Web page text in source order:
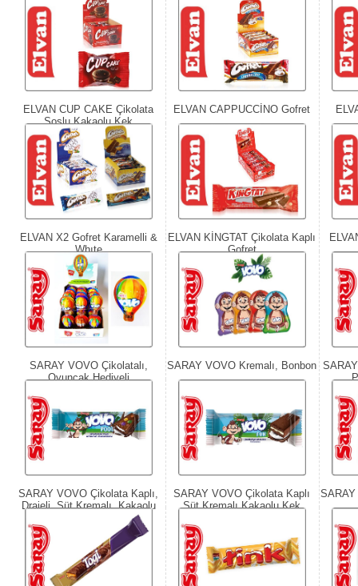
ELVAN CUP CAKE Çikolata
Soslu Kakaolu Kek
ELVAN CAPPUCCİNO Gofret
ELVAN X2 Gofret Karamelli &
Whıte
ELVAN KİNGTAT Çikolata Kaplı
Gofret
SARAY VOVO Çikolatalı,
Oyuncak Hediyeli
SARAY VOVO Kremalı, Bonbon
SARAY VOVO Çikolata Kaplı,
Drajeli, Süt Kremalı, Kakaolu
SARAY VOVO Çikolata Kaplı
Süt Kremalı Kakaolu Kek